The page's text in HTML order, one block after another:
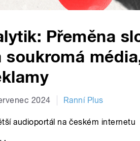
Přeměna
soukromá
2024 Ranní Plus
audioportál na českém internetu